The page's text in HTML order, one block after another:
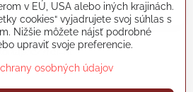
?ref=hl
v EÚ, USA alebo iných krajinách.
cookies“ vyjadrujete svoj súhlas s
Nižšie môžete nájsť podrobné
upraviť svoje preferencie.
osobných údajov